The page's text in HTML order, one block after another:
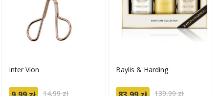
Inter Vion
14,99 zł
Baylis & Harding
139,99 zł